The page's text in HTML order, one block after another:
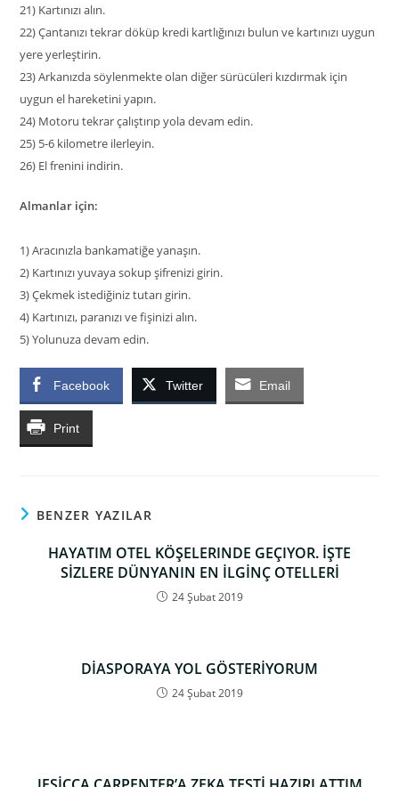
21) Kartınızı alın.
22)Çantanızı tekrar döküp kredi kartlığınızı bulun ve kartınızı uygun
yere yerleştirin.
23)Arkanızda söylenmekte olan diğer sürücüleri kızdırmak için
uygun el hareketini yapın.
24) Motoru tekrar çalıştırıp yola devam edin.
25) 5-6 kilometre ilerleyin.
26) El frenini indirin.
Almanlar için:
1)Aracınızla bankamatiğe yanaşın.
2) Kartınızı yuvaya sokup şifrenizi girin.
3)Çekmek istediğiniz tutarı girin.
4) Kartınızı, paranızı ve fişinizi alın.
5)Yolunuza devam edin.
Facebook Twitter Email
Print
BENZER YAZILAR
HAYATIM OTEL KÖŞELERINDE GEÇIYOR. İŞTE
SİZLERE DÜNYANIN EN İLGİNÇ OTELLERİ
24 Şubat 2019
DİASPORAYA YOL GÖSTERİYORUM
24 Şubat 2019